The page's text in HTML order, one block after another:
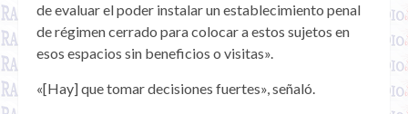
de evaluar el poder instalar un establecimiento penal
de régimen cerrado para colocar a estos sujetos en
esos espacios sin beneficios o visitas».
«[Hay] que tomar decisiones fuertes», señaló.